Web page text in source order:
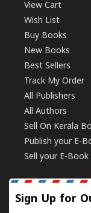
View Cart
Wish List
Buy Books
New Books
Best Sellers
Track My Order
All Publishers
All Authors
Sell On Kerala
Publish your E-
Sell your E-Book
Sign Up for